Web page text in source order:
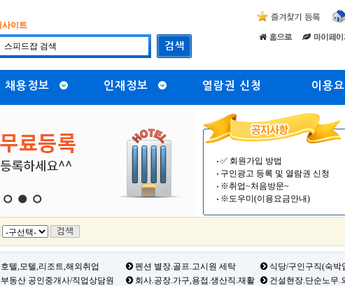
사이트
채용정보 인재정보 열람권 신청 이용
✅ 회원가입 방법
구인광고 등록 및 열람권 신청
※취업~처음방문~
※도우미(이용요금안내)
텔,모텔,리조트,해외취업 펜션 별장.골프.고시원 세탁
식당/구인구직(숙박
동산 공인중개사/직업상담원
회사.공장.가구,용접.생산직.재활
건설현장.단순노무.